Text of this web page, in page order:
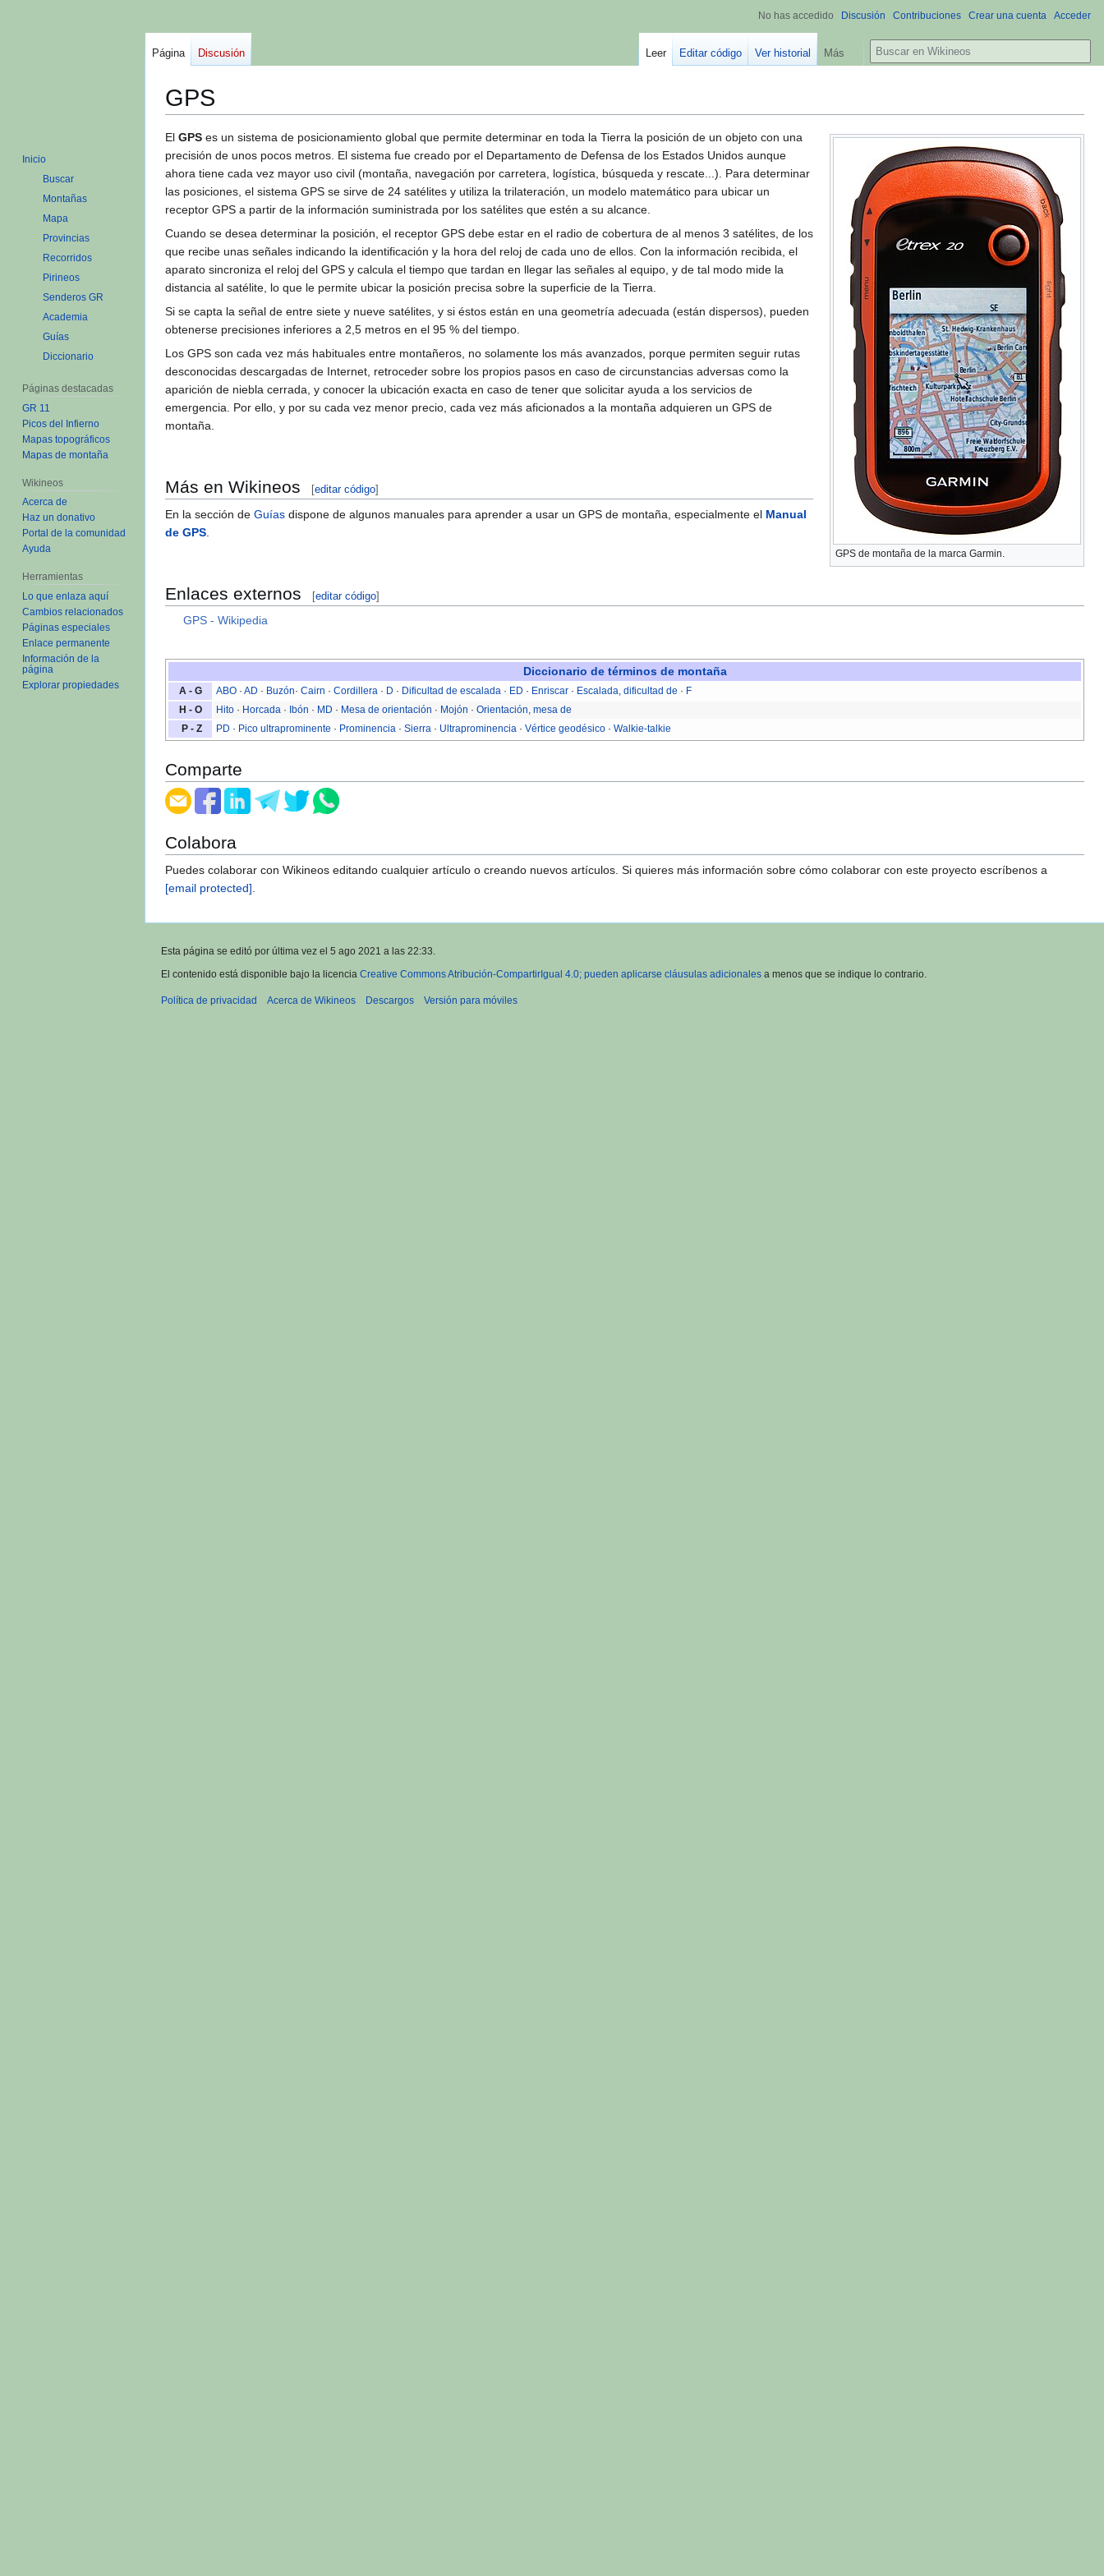
GPS
Ir
a
la
navegación
Ir
a
la
búsqueda
GPS de montaña de la marca Garmin.
El GPS es un sistema de posicionamiento global que permite determinar en toda la Tierra la posición de un objeto con una
precisión de unos pocos metros. El sistema fue creado por el Departamento de Defensa de los Estados Unidos aunque
ahora tiene cada vez mayor uso civil (montaña, navegación por carretera, logística, búsqueda y rescate...). Para determinar
las posiciones, el sistema GPS se sirve de 24 satélites y utiliza la trilateración, un modelo matemático para ubicar un
receptor GPS a partir de la información suministrada por los satélites que estén a su alcance.
Cuando se desea determinar la posición, el receptor GPS debe estar en el radio de cobertura de al menos 3 satélites, de los
que recibe unas señales indicando la identificación y la hora del reloj de cada uno de ellos. Con la información recibida, el
aparato sincroniza el reloj del GPS y calcula el tiempo que tardan en llegar las señales al equipo, y de tal modo mide la
distancia al satélite, lo que le permite ubicar la posición precisa sobre la superficie de la Tierra.
Si se capta la señal de entre siete y nueve satélites, y si éstos están en una geometría adecuada (están dispersos), pueden
obtenerse precisiones inferiores a 2,5 metros en el 95 % del tiempo.
Los GPS son cada vez más habituales entre montañeros, no solamente los más avanzados, porque permiten seguir rutas
desconocidas descargadas de Internet, retroceder sobre los propios pasos en caso de circunstancias adversas como la
aparición de niebla cerrada, y conocer la ubicación exacta en caso de tener que solicitar ayuda a los servicios de
emergencia. Por ello, y por su cada vez menor precio, cada vez más aficionados a la montaña adquieren un GPS de
montaña.
Más en Wikineos [ editar |editar código
En la sección de Guías dispone de algunos manuales para aprender a usar un GPS de montaña, especialmente el Manual
de GPS.
Enlaces externos [ editar |editar código
GPS - Wikipedia
Diccionario de términos de montaña
A - G ABO ·AD · Buzón·Cairn ·Cordillera · D · Dificultad de escalada · ED · Enriscar · Escalada, dificultad de · F
H - O
Hito · Horcada · Ibón · MD · Mesa de orientación · Mojón ·Orientación, mesa de
P - Z
PD · Pico ultraprominente · Prominencia ·Sierra · Ultraprominencia ·Vértice geodésico ·Walkie-talkie
Comparte
Colabora
Puedes colaborar con Wikineos editando cualquier artículo o creando nuevos artículos. Si quieres más información sobre cómo colaborar con este proyecto escríbenos a
info@wikineos.com
No has accedido Discusión Contribuciones Crear una cuenta Acceder
Página Discusión Editar Editar código Ver historial Más
B
u
a
r
Inicio
Buscar
Montañas
Mapa
Provincias
Recorridos
Pirineos
Senderos GR
Academia
Guías
Diccionario
Páginas destacadas
GR 11
Picos del Infierno
Mapas topográficos
Mapas de montaña
Wikineos
Acerca de
Haz un donativo
Portal de la comunidad
Ayuda
Herramientas
Lo que enlaza aquí
Cambios relacionados
Páginas especiales
Versión para imprimir
Enlace permanente
Información de la
página
Esta página se editó por última vez el 5 ago 2021 a las 22:33.
El contenido está disponible bajo la licencia Creative Commons Atribución-CompartirIgual 4.0; pueden aplicarse cláusulas adicionales a menos que se indique lo contrario.
Política de privacidad Acerca de Wikineos Descargos Versión para móviles